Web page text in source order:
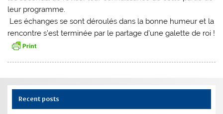
leur programme.
Les échanges se sont déroulés dans la bonne humeur et la
rencontre s’est terminée par le partage d’une galette de roi !
Recent posts